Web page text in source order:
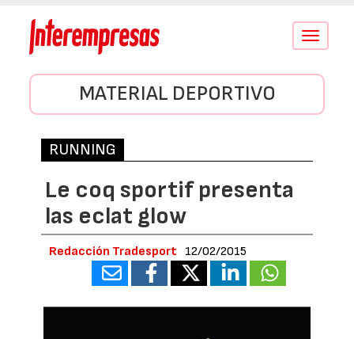
Conmutar
MATERIAL DEPORTIVO
RUNNING
Le coq sportif presenta
las eclat glow
Redacción Tradesport 12/02/2015